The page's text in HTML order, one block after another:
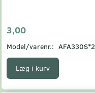
3,00
Model/varenr.: AFA330S*2
Læg i kurv